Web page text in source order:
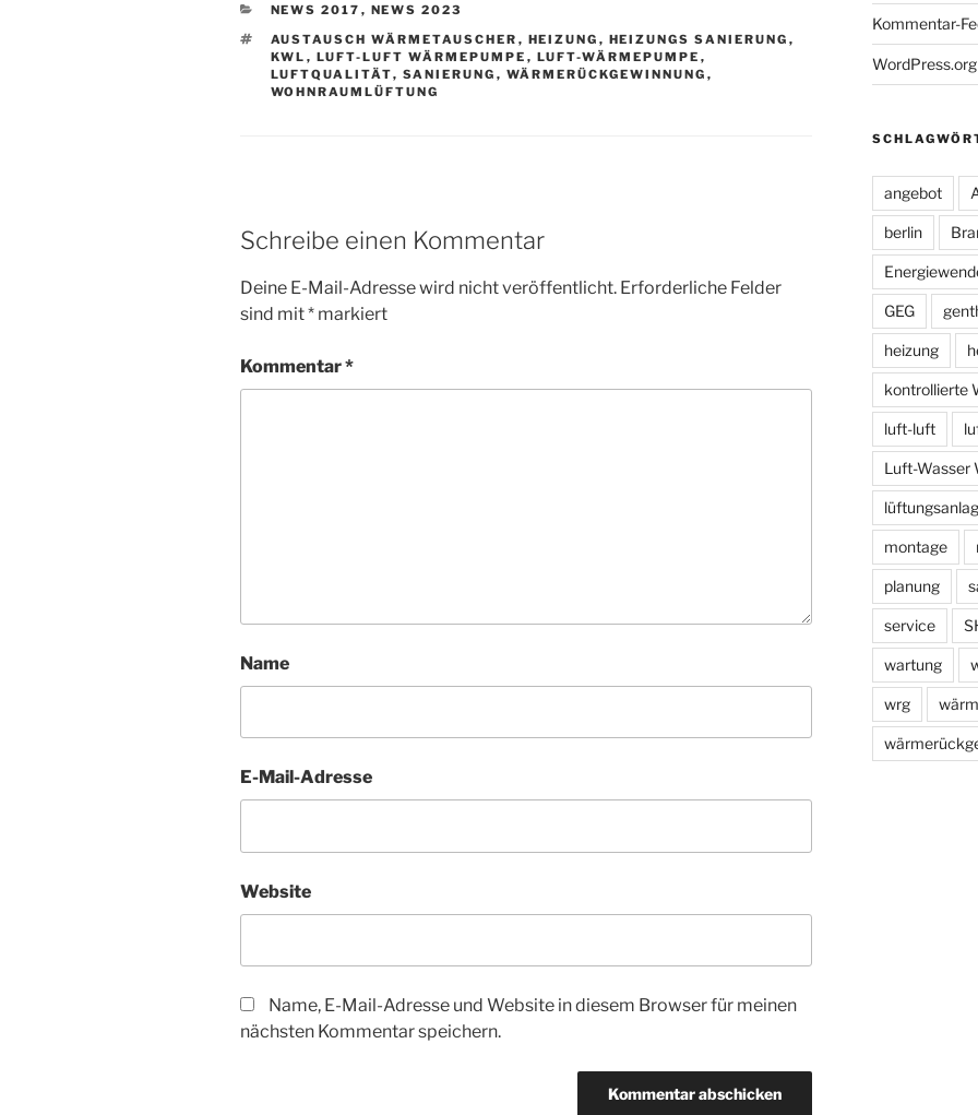
KATEGORIEN
NEWS 2017 , NEWS 2023
SCHLAGWÖRTER
AUSTAUSCH WÄRMETAUSCHER , HEIZUNG , HEIZUNGS SANIERUNG ,
KWL , LUFT-LUFT WÄRMEPUMPE , LUFT-WÄRMEPUMPE ,
LUFTQUALITÄT, SANIERUNG , WÄRMERÜCKGEWINNUNG ,
WOHNRAUMLÜFTUNG
Schreibe einen Kommentar
Deine E-Mail-Adresse wird nicht veröffentlicht. Erforderliche Felder
sind mit* markiert
Kommentar*
Name
E-Mail-Adresse
Website
Name, E-Mail-Adresse und Website in diesem Browser für meinen
nächsten Kommentar speichern.
Kommentar-
WordPress.org
angebot
berlin
GEG
heizung
kontrollierte
luft-luft
Luft-Wasser
montage
planung
service
wartung
wrg